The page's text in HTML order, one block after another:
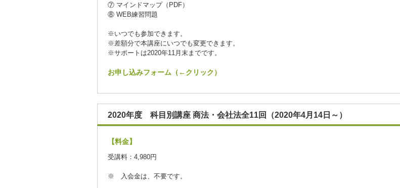
⑦ マインドマップ（PDF）
⑧ WEB練習問題
※いつでも参加できます。
※差額分で本講座にいつでも変更できます。
※サポートは2020年11月末までです。
お申し込みフォーム（←クリック）
2020年度 科目別講座 商法・会社法全11回（2020年4月14日～）
【料金】
受講料：4,980円
※ 入会金は、不要です。